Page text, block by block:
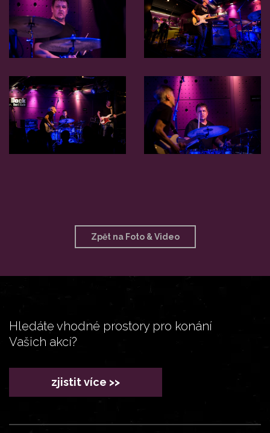
Zpět na Foto & Video
Hledáte vhodné prostory pro konání
Vašich akcí?
zjistit více >>